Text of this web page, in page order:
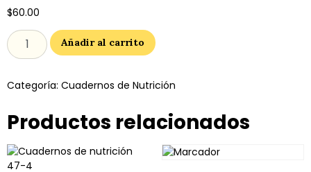
$60.00
Añadir al carrito
Categoría: Cuadernos de Nutrición
Productos relacionados